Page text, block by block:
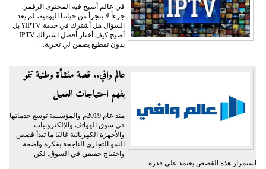
في عالم أصبح فيه المحتوى الرقمي
جزءاً لا يتجزأ من حياتنا اليومية، لم يعد
السؤال هل أشترك في خدمة IPTV؟ بل
أصبح كيف أختار أفضل اشتراك IPTV
بدون تقطيع يضمن لي تجربة...
عالم وافي.. قصة منشأة وطنية تنمو
بفهم احتياجات العميل
منذ عام 2019م والمؤسسة توسع خدماتها
في سوق الهواتف والإلكترونيات
والأجهزة الكهربائية غالبًا ما تبدأ قصص
النمو التجاري الناجحة بفكرة واضحة
واحتياج حقيقي في السوق. لكن
استمرار هذه القصص يعتمد على قدرة...